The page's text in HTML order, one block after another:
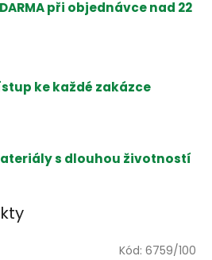
při objednávce nad 22
ke každé zakázce
s dlouhou životností
Kód: 6759/100